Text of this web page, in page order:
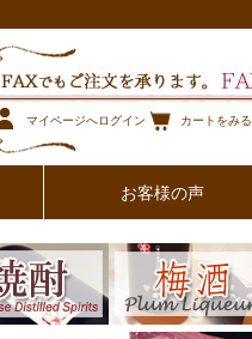
マイページへログイン カートをみる
お客様の声